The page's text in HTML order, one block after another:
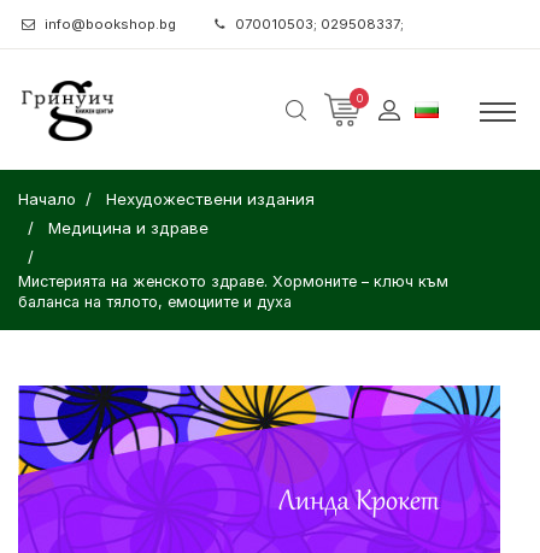
info@bookshop.bg 070010503; 029508337;
0
Начало
Нехудожествени издания
Медицина и здраве
Мистерията на женското здраве. Хормоните – ключ към
баланса на тялото, емоциите и духа